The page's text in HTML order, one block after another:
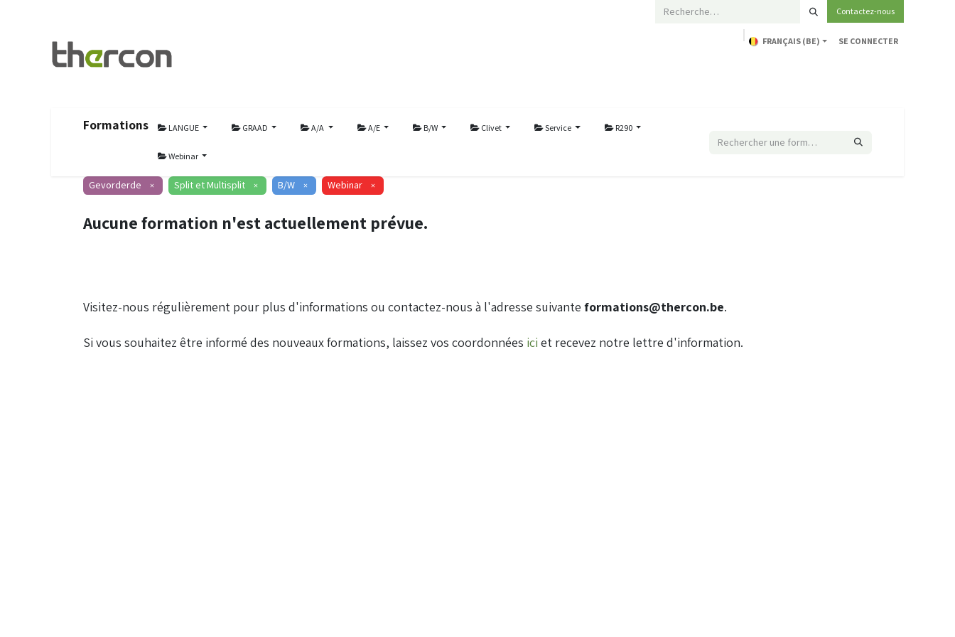
Contactez-nous
FRANÇAIS (BE) SE CONNECTER
Formations LANGUE GRAAD A/A A/E B/W Clivet Service R290
Webinar
Gevorderde × Split et Multisplit × B/W × Webinar ×
Aucune formation n'est actuellement prévue.
Visitez-nous régulièrement pour plus d'informations ou contactez-nous à l'adresse suivante formations@thercon.be.
​Si vous souhaitez être informé des nouveaux formations, laissez vos coordonnées ici et recevez notre lettre d'information.